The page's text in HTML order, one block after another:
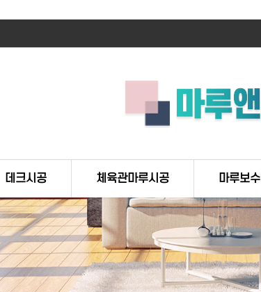
데크시공 체육관마루시공 마루보수